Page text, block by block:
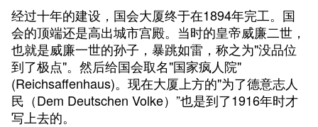
经过十年的建设，国会大厦终于在1894年完工。国
会的顶端还是高出城市宫殿。当时的皇帝威廉二世，
也就是威廉一世的孙子，暴跳如雷，称之为"没品位
到了极点"。然后给国会取名"国家疯人院"
(Reichsaffenhaus)。现在大厦上方的"为了德意志人
民（Dem Deutschen Volke）”也是到了1916年时才
写上去的。